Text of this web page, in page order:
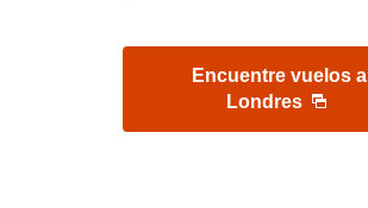
Encuentre vuelos a
Londres